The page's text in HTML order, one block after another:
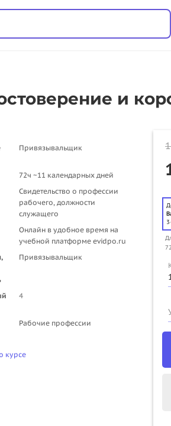
и
Привязывальщик
72ч ~11 календарных дней
Свидетельство о профессии
рабочего, должности
служащего
Онлайн в удобное время на
учебной платформе evidpo.ru
Привязывальщик
4
Рабочие профессии
курсе